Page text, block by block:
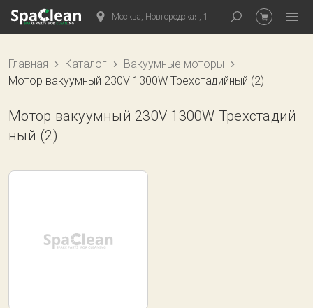
Москва, Новгородская, 1
Главная Каталог
Вакуумные моторы
Мотор вакуумный 230V 1300W Трехстадийный (2)
Мотор вакуумный 230V 1300W Трехстадий
ный (2)